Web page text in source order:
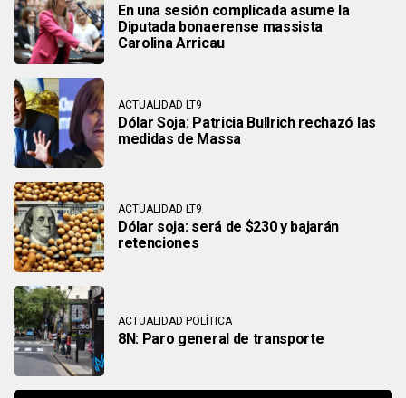
En una sesión complicada asume la
Diputada bonaerense massista
Carolina Arricau
ACTUALIDAD LT9
Dólar Soja: Patricia Bullrich rechazó las
medidas de Massa
ACTUALIDAD LT9
Dólar soja: será de $230 y bajarán
retenciones
ACTUALIDAD POLÍTICA
8N: Paro general de transporte